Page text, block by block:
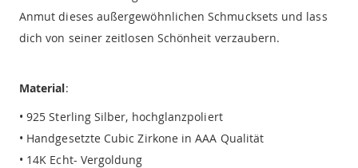
Anmut dieses außergewöhnlichen Schmucksets und lass
dich von seiner zeitlosen Schönheit verzaubern.
Material:
• 925 Sterling Silber, hochglanzpoliert
• Handgesetzte Cubic Zirkone in AAA Qualität
• 14K Echt- Vergoldung